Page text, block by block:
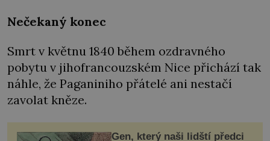
Nečekaný konec
Smrt v květnu 1840 během ozdravného
pobytu v jihofrancouzském Nice přichází tak
náhle, že Paganiniho přátelé ani nestačí
zavolat kněze.
Gen, který naši lidští předci